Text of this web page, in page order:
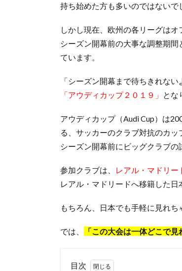
持ち始めた方も多いのではないで
しかし現在、欧州の各リーグはオ
シーズン開幕前の大事な調整期
ています。
「シーズン開幕まで待ちきれな
「アウディカップ２０１９」 とな
アウディカップ（Audi Cup）は
る、サッカーのクラブ対抗のカッ
シーズン開幕前にビッグクラブの
参加クラブは、 レアル・マドリー
レアル・マドリードへ移籍した日
もちろん、日本でも手軽に見れち
では、 「この大会は一体どこで見
目次